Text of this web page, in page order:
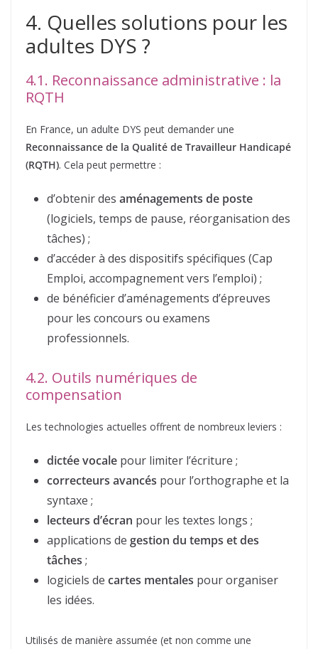
4. Quelles solutions pour les
adultes DYS ?
4.1. Reconnaissance administrative : la
RQTH
En France, un adulte DYS peut demander une
Reconnaissance de la Qualité de Travailleur Handicapé
(RQTH). Cela peut permettre :
d’obtenir des aménagements de poste
(logiciels, temps de pause, réorganisation des
tâches) ;
d’accéder à des dispositifs spécifiques (Cap
Emploi, accompagnement vers l’emploi) ;
de bénéficier d’aménagements d’épreuves
pour les concours ou examens
professionnels.
4.2. Outils numériques de
compensation
Les technologies actuelles offrent de nombreux leviers :
dictée vocale pour limiter l’écriture ;
correcteurs avancés pour l’orthographe et la
syntaxe ;
lecteurs d’écran pour les textes longs ;
applications de gestion du temps et des
tâches ;
logiciels de cartes mentales pour organiser
les idées.
Utilisés de manière assumée (et non comme une